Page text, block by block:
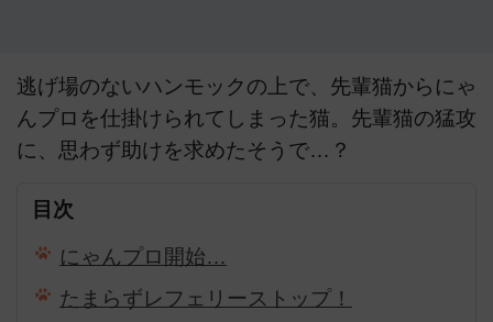
逃げ場のないハンモックの上で、先輩猫からにゃ
んプロを仕掛けられてしまった猫。先輩猫の猛攻
に、思わず助けを求めたそうで…？
目次
にゃんプロ開始…
たまらずレフェリーストップ！